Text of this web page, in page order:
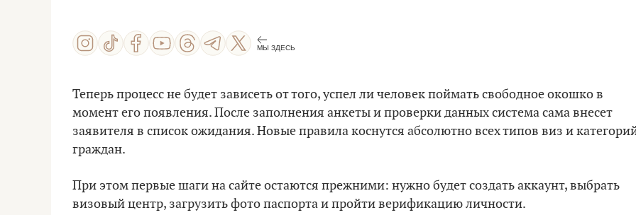
МЫ ЗДЕСЬ
Теперь процесс не будет зависеть от того, успел ли человек поймать свободное окошко в
момент его появления. После заполнения анкеты и проверки данных система сама внесет
заявителя в список ожидания. Новые правила коснутся абсолютно всех типов виз и
граждан.
При этом первые шаги на сайте остаются прежними: нужно будет создать аккаунт, выбрать
визовый центр, загрузить фото паспорта и пройти верификацию личности.